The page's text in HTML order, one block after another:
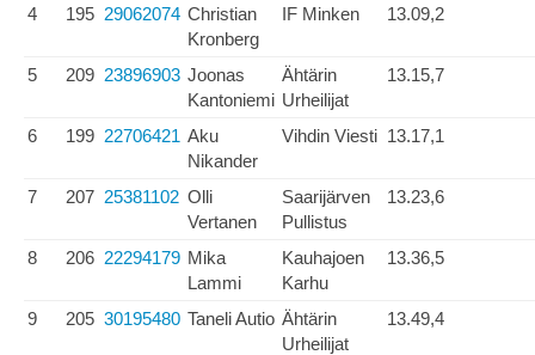
4 195 29062074 Christian
Kronberg
IF Minken 13.09,2
5 209 23896903 Joonas
Kantoniemi
Ähtärin
Urheilijat
13.15,7
6 199 22706421 Aku
Nikander
Vihdin Viesti 13.17,1
7 207 25381102 Olli
Vertanen
Saarijärven
Pullistus
13.23,6
8 206 22294179 Mika
Lammi
Kauhajoen
Karhu
13.36,5
9 205 30195480 Taneli Autio Ähtärin
Urheilijat
13.49,4